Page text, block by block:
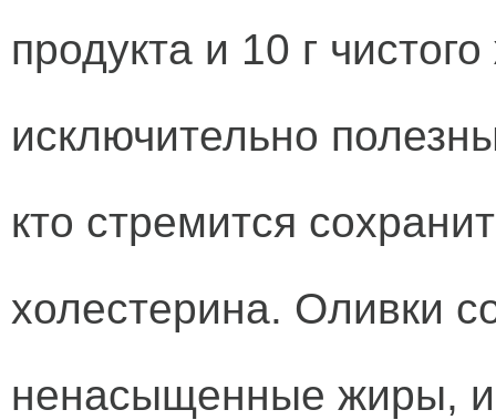
продукта и 10 г
исключительно
кто стремится
холестерина. Оливки
ненасыщенные жиры, и